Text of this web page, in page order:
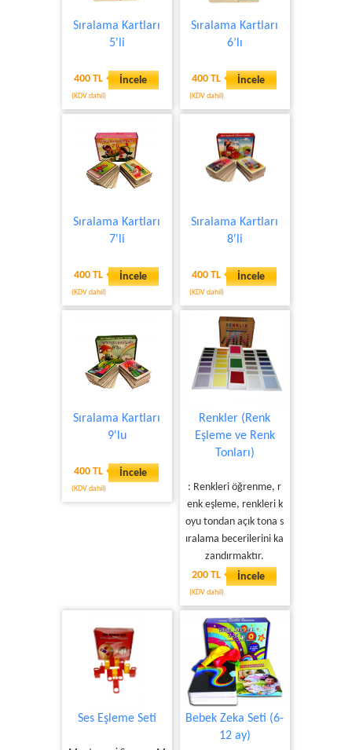
Sıralama Kartları
5'li
400 TL
(KDV dahil)
İncele
Sıralama Kartları
6’lı
400 TL
(KDV dahil)
İncele
Sıralama Kartları
7'li
400 TL
(KDV dahil)
İncele
Sıralama Kartları
8'li
400 TL
(KDV dahil)
İncele
Sıralama Kartları
9'lu
400 TL
(KDV dahil)
İncele
Renkler (Renk
Eşleme ve Renk
Tonları)
: Renkleri öğrenme, r
enk eşleme, renkleri k
oyu tondan açık tona s
ıralama becerilerini ka
zandırmaktır.
200 TL
(KDV dahil)
İncele
Ses Eşleme Seti
Bebek Zeka Seti (6-
12 ay)